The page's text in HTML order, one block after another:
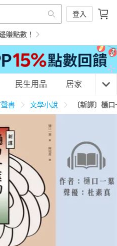
登入
賺點數！
運動休閒 親子玩具
化妝保養
民生用品 居家 3C
書 文學小說 〔新譯〕樋